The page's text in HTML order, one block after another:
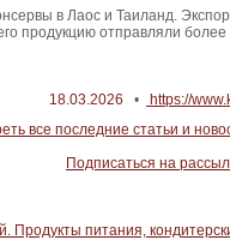
в Лаос и Таиланд.
продукцию отправляли более
18.03.2026 •
https://
все последние статьи и
Подписаться на